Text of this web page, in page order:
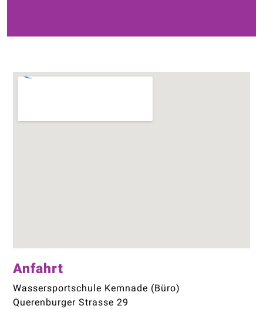
Anfahrt
Wassersportschule Kemnade (Büro)
Querenburger Strasse 29